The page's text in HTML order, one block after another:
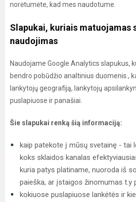
norėtumėte, kad mes naudotume.
Slapukai, kuriais matuojamas
naudojimas
Naudojame Google Analytics slapukus,
bendro pobūdžio analtinius duomenis.,
lankytojų geografiją, lankytojų
puslapiuose ir panašiai.
Šie slapukai renką šią informaciją:
kaip patekote į mūsų svetainę - tai
koks sklaidos kanalas
kuria patys platiname, nuoroda iš
paieška, ar įstaigos žinomumas t.y
kokiuose puslapiuose lankėtės ir